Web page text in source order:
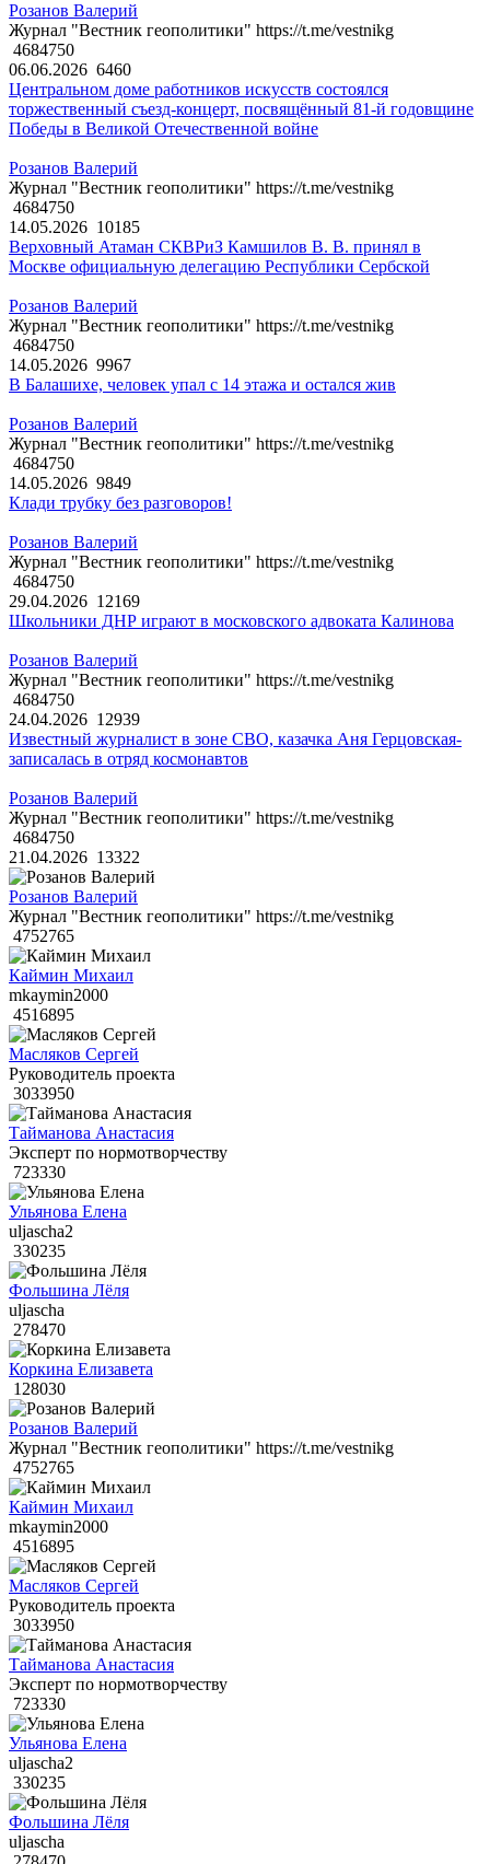
Розанов Валерий
Журнал "Вестник геополитики" https://t.me/vestnikg
4684750
06.06.2026 6460
Центральном доме работников искусств состоялся
торжественный съезд-концерт, посвящённый 81-й годовщине
Победы в Великой Отечественной войне
Розанов Валерий
Журнал "Вестник геополитики" https://t.me/vestnikg
4684750
14.05.2026 10185
Верховный Атаман СКВРиЗ Камшилов В. В. принял в
Москве официальную делегацию Республики Сербской
Розанов Валерий
Журнал "Вестник геополитики" https://t.me/vestnikg
4684750
14.05.2026 9967
В Балашихе, человек упал с 14 этажа и остался жив
Розанов Валерий
Журнал "Вестник геополитики" https://t.me/vestnikg
4684750
14.05.2026 9849
Клади трубку без разговоров!
Розанов Валерий
Журнал "Вестник геополитики" https://t.me/vestnikg
4684750
29.04.2026 12169
Школьники ДНР играют в московского адвоката Калинова
Розанов Валерий
Журнал "Вестник геополитики" https://t.me/vestnikg
4684750
24.04.2026 12939
Известный журналист в зоне СВО, казачка Аня Герцовская-
записалась в отряд космонавтов
Розанов Валерий
Журнал "Вестник геополитики" https://t.me/vestnikg
4684750
21.04.2026 13322
Розанов Валерий
Журнал "Вестник геополитики" https://t.me/vestnikg
4752765
Каймин Михаил
mkaymin2000
4516895
Масляков Сергей
Руководитель проекта
3033950
Тайманова Анастасия
Эксперт по нормотворчеству
723330
Ульянова Елена
uljascha2
330235
Фольшина Лёля
uljascha
278470
Коркина Елизавета
128030
Розанов Валерий
Журнал "Вестник геополитики" https://t.me/vestnikg
4752765
Каймин Михаил
mkaymin2000
4516895
Масляков Сергей
Руководитель проекта
3033950
Тайманова Анастасия
Эксперт по нормотворчеству
723330
Ульянова Елена
uljascha2
330235
Фольшина Лёля
uljascha